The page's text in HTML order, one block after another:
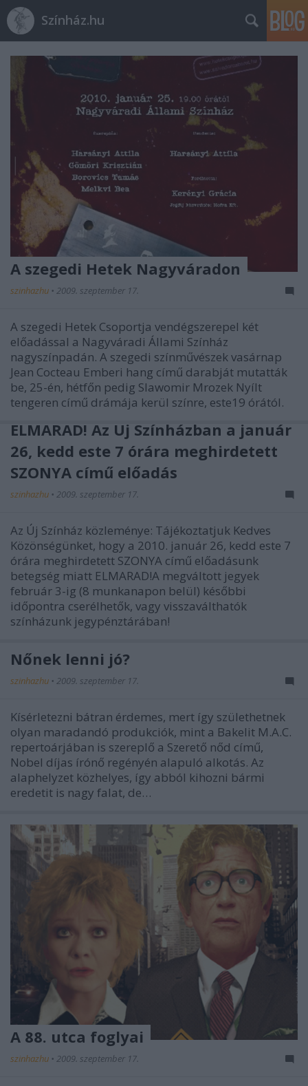
Színház.hu
A szegedi Hetek Nagyváradon
szinhazhu • 2009. szeptember 17.
A szegedi Hetek Csoportja vendégszerepel két
előadással a Nagyváradi Állami Színház
nagyszínpadán. A szegedi színművészek vasárnap
Jean Cocteau Emberi hang című darabját mutatták
be, 25-én, hétfőn pedig Slawomir Mrozek Nyílt
tengeren című drámája kerül színre, este19 órától.
ELMARAD! Az Új Színházban a január
26, kedd este 7 órára meghirdetett
SZONYA című előadás
szinhazhu • 2009. szeptember 17.
Az Új Színház közleménye: Tájékoztatjuk Kedves
Közönségünket, hogy a 2010. január 26, kedd este 7
órára meghirdetett SZONYA című előadásunk
betegség miatt ELMARAD!A megváltott jegyek
február 3-ig (8 munkanapon belül) későbbi
időpontra cserélhetők, vagy visszaválthatók
színházunk jegypénztárában!
Nőnek lenni jó?
szinhazhu • 2009. szeptember 17.
Kísérletezni bátran érdemes, mert így születhetnek
olyan maradandó produkciók, mint a Bakelit M.A.C.
repertoárjában is szereplő a Szerető nőd című,
Nobel díjas írónő regényén alapuló alkotás. Az
alaphelyzet közhelyes, így abból kihozni bármi
eredetit is nagy falat, de…
A 88. utca foglyai
szinhazhu • 2009. szeptember 17.